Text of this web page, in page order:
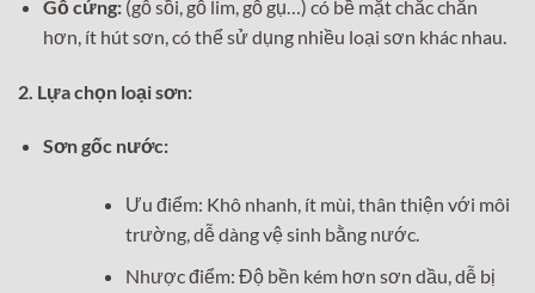
Gỗ cứng:(gỗ sồi, gỗ lim, gỗ gụ…) có bề mặt chắc chắn
hơn, ít hút sơn, có thể sử dụng nhiều loại sơn khác nhau.
2. Lựa chọn loại sơn:
Sơn gốc nước:
Ưu điểm: Khô nhanh, ít mùi, thân thiện với môi
trường, dễ dàng vệ sinh bằng nước.
Nhược điểm: Độ bền kém hơn sơn dầu, dễ bị